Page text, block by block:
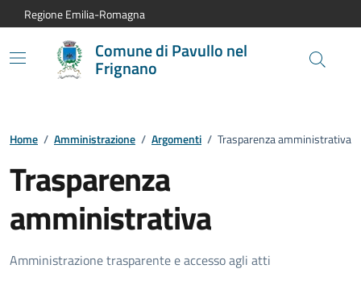
Vai al contenuto principale
Vai alla navigazione del sito
Vai al piede di pagina
Regione Emilia-Romagna
Comune di Pavullo nel
Frignano
Home / Amministrazione / Argomenti / Trasparenza amministrativa
Trasparenza
amministrativa
Amministrazione trasparente e accesso agli atti